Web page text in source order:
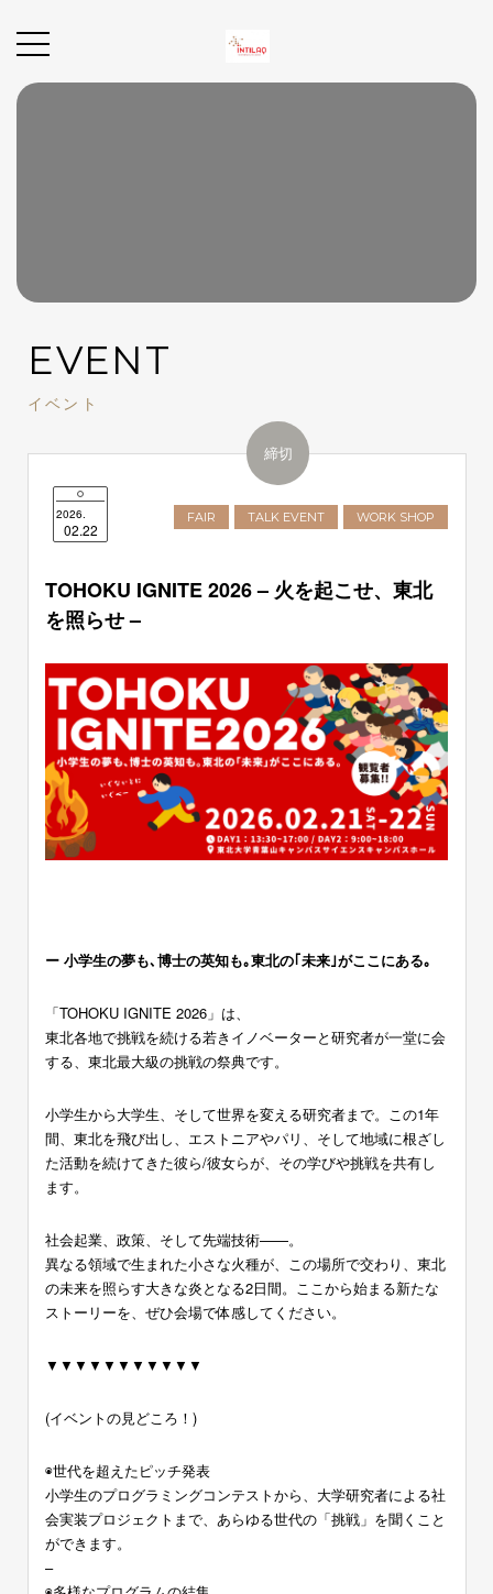
EVENT
イベント
締切
FAIR TALK EVENT WORK SHOP
2026.
02.22
TOHOKU IGNITE 2026 – 火を起こせ、東北
を照らせ –
ー 小学生の夢も､博士の英知も｡東北の｢未来｣がここにある｡
「TOHOKU IGNITE 2026」は、
東北各地で挑戦を続ける若きイノベーターと研究者が一堂に会
する、東北最大級の挑戦の祭典です。
小学生から大学生、そして世界を変える研究者まで。この1年
間、東北を飛び出し、エストニアやパリ、そして地域に根ざし
た活動を続けてきた彼ら/彼女らが、その学びや挑戦を共有し
ます。
社会起業、政策、そして先端技術——。
異なる領域で生まれた小さな火種が、この場所で交わり、東北
の未来を照らす大きな炎となる2日間。ここから始まる新たな
ストーリーを、ぜひ会場で体感してください。
▼▼▼▼▼▼▼▼▼▼▼
(イベントの見どころ！)
◉世代を超えたピッチ発表
小学生のプログラミングコンテストから、大学研究者による社
会実装プロジェクトまで、あらゆる世代の「挑戦」を聞くこと
ができます。
–